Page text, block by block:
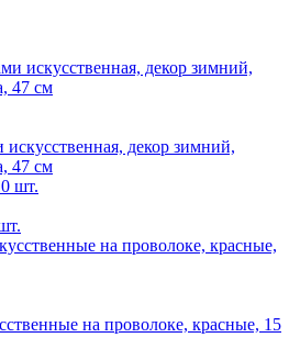
декор зимний,
47 см
на проволоке, красные, 15